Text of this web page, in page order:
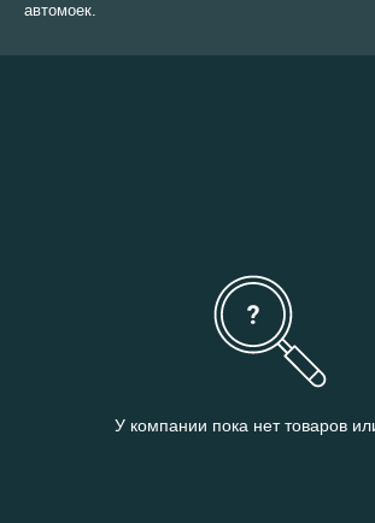
автомоек.
У компании пока нет товаров